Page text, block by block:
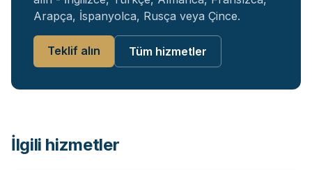
Arapça, İspanyolca, Rusça veya Çince.
Teklif alın Tüm hizmetler
İlgili hizmetler